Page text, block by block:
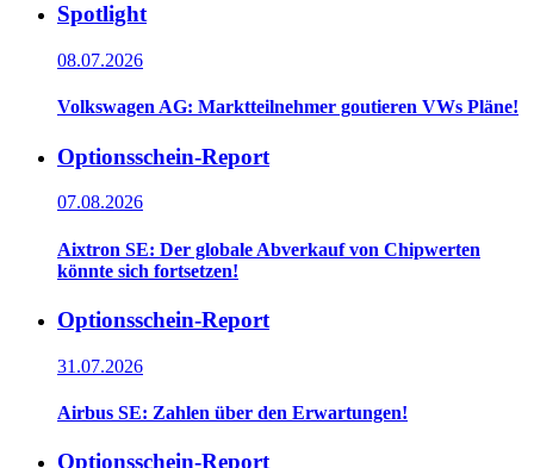
Spotlight
08.07.2026
Volkswagen AG: Marktteilnehmer goutieren VWs Pläne!
Optionsschein-Report
07.08.2026
Aixtron SE: Der globale Abverkauf von Chipwerten
könnte sich fortsetzen!
Optionsschein-Report
31.07.2026
Airbus SE: Zahlen über den Erwartungen!
Optionsschein-Report